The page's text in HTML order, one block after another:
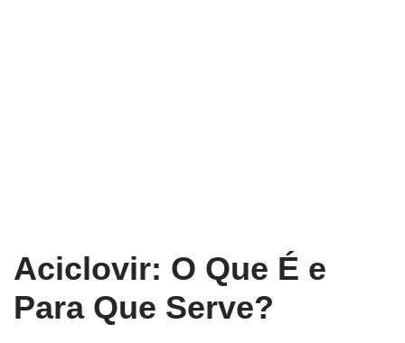
Aciclovir: O Que É e
Para Que Serve?